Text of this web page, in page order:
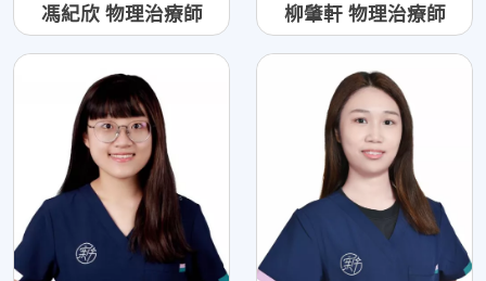
馮紀欣 物理治療師 柳肇軒 物理治療師